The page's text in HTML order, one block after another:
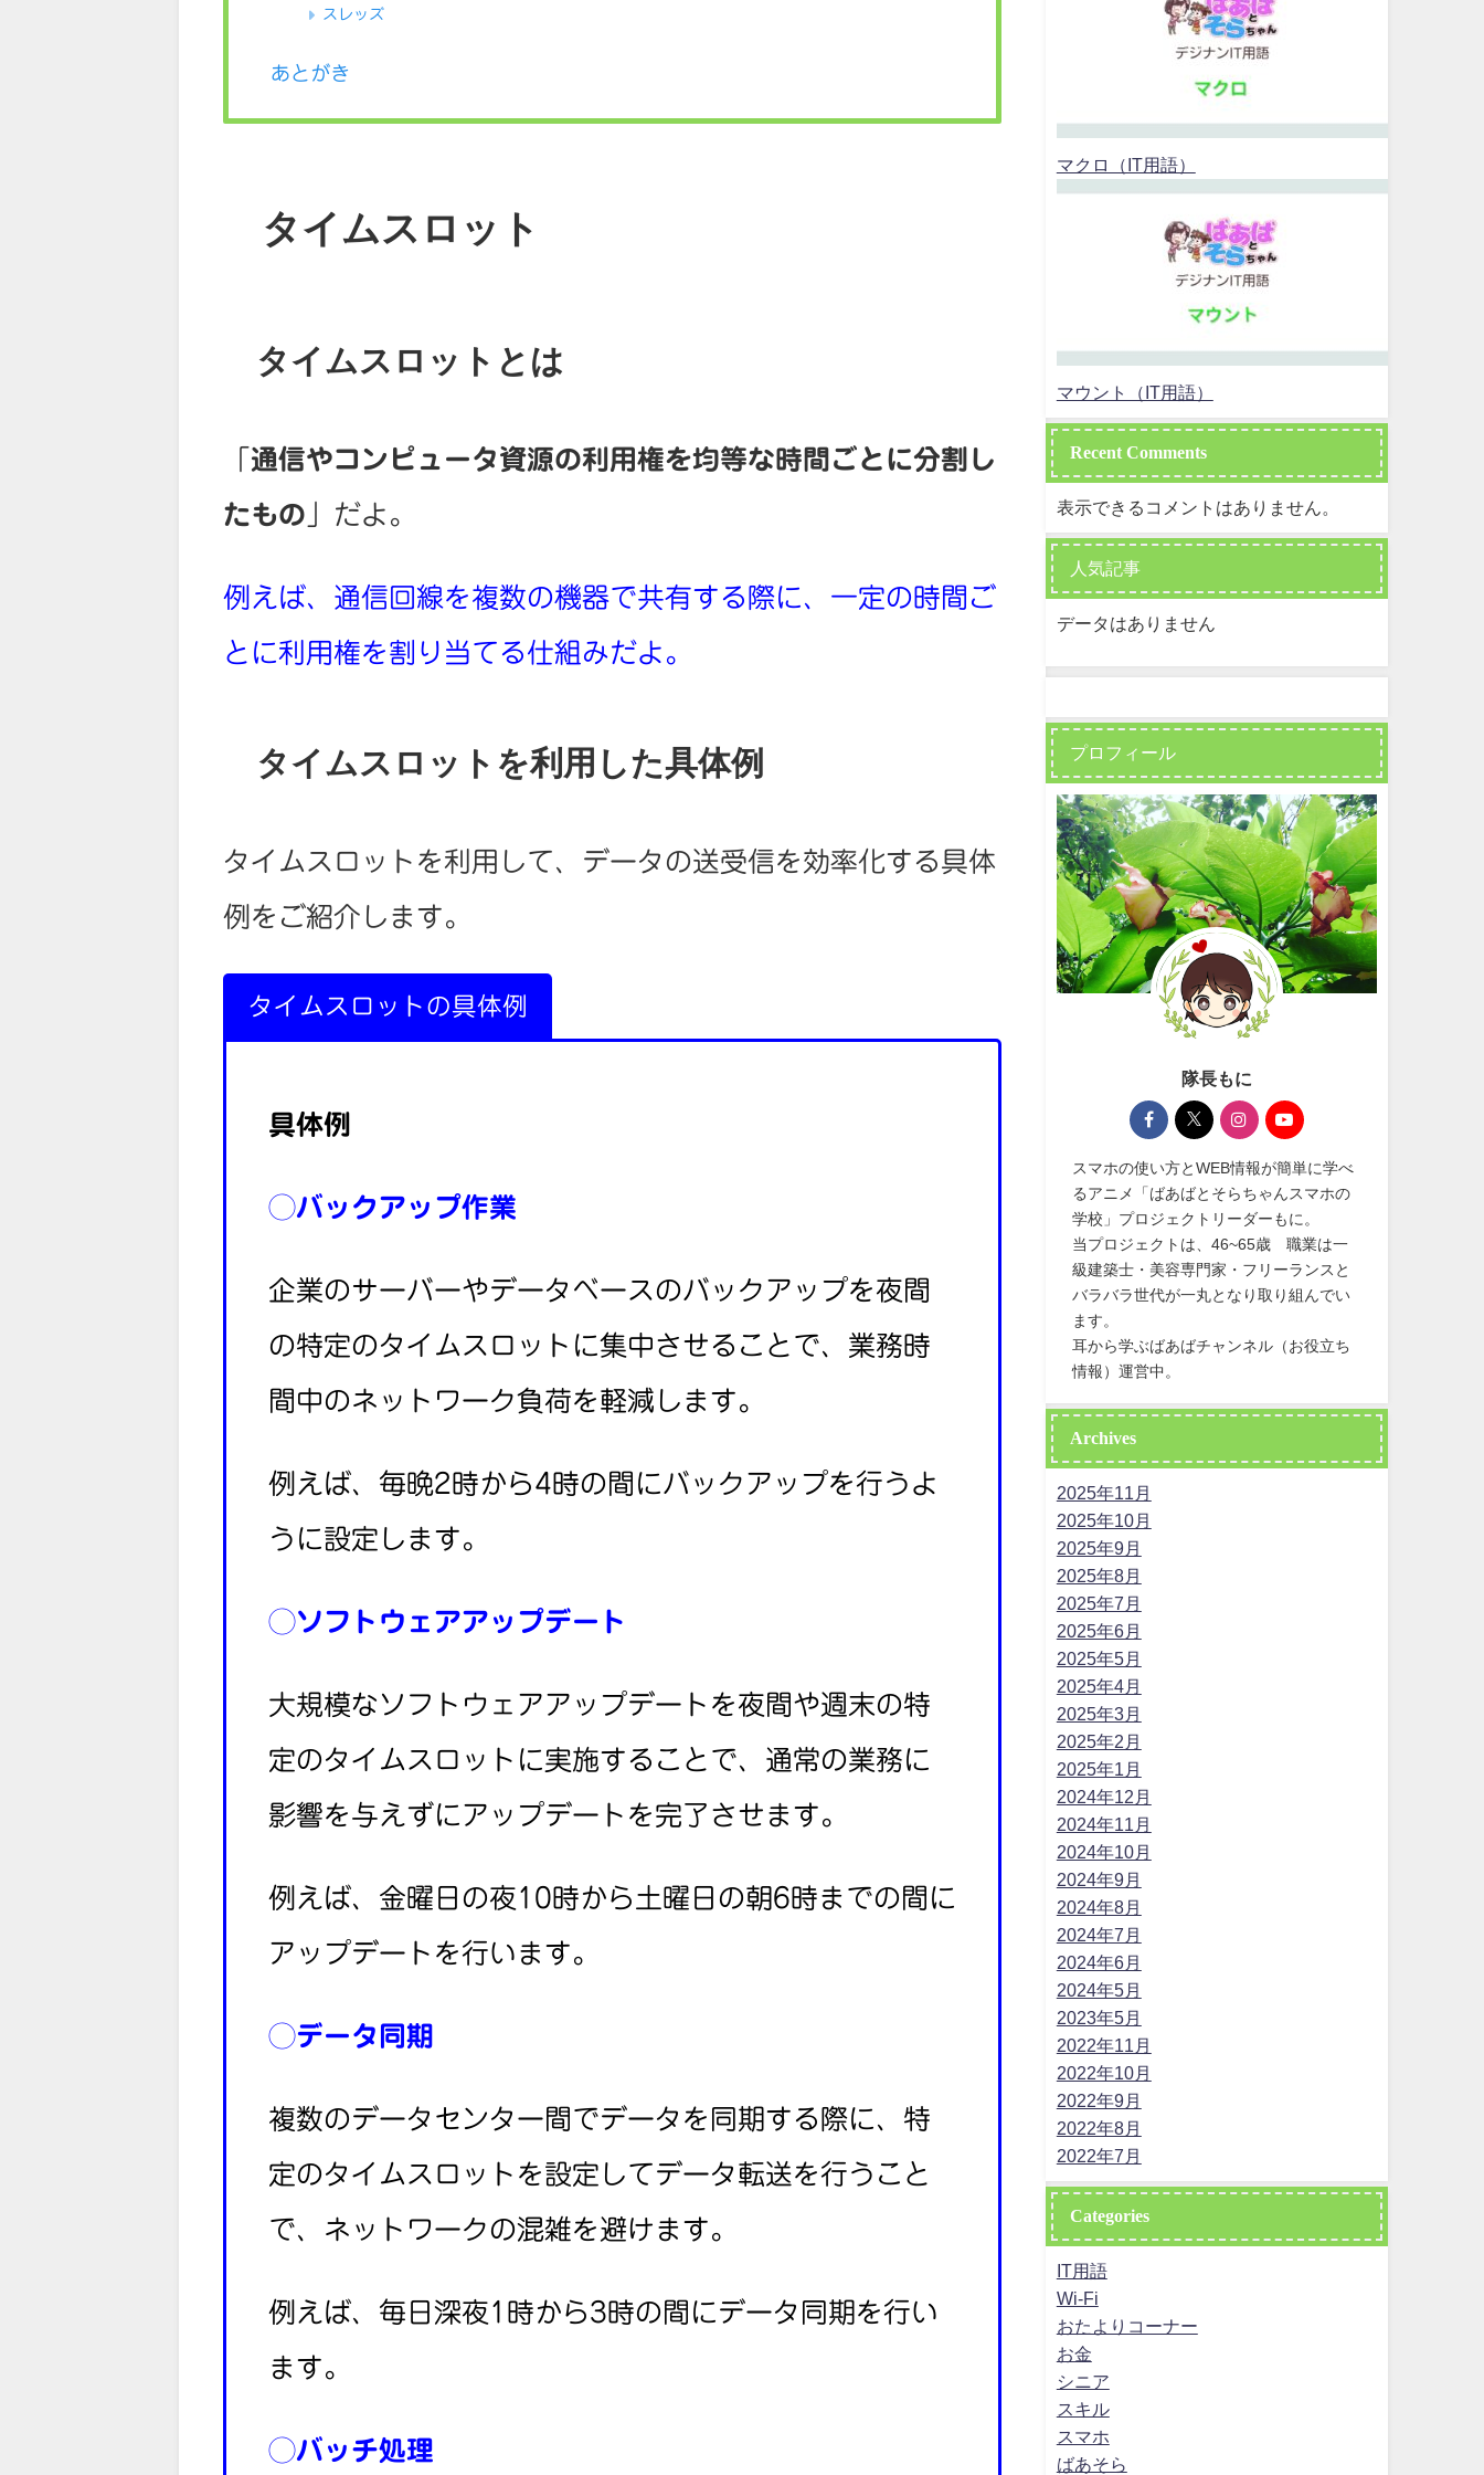
スレッズ
あとがき
タイムスロット
タイムスロットとは
通信やコンピュータ資源の利用権を均等な時間ごとに分割し
たもの 」だよ。
例えば、通信回線を複数の機器で共有する際に、一定の時間ご
とに利用権を割り当てる仕組みだよ。
タイムスロットを利用した具体例
タイムスロットを利用して、データの送受信を効率化する具体
例をご紹介します。
タイムスロットの具体例
具体例
◯バックアップ作業
企業のサーバーやデータベースのバックアップを夜間
の特定のタイムスロットに集中させることで、業務時
間中のネットワーク負荷を軽減します。
例えば、毎晩2時から4時の間にバックアップを行うよ
うに設定します。
◯ソフトウェアアップデート
大規模なソフトウェアアップデートを夜間や週末の特
定のタイムスロットに実施することで、通常の業務に
影響を与えずにアップデートを完了させます。
例えば、金曜日の夜10時から土曜日の朝6時までの間に
アップデートを行います。
◯データ同期
複数のデータセンター間でデータを同期する際に、特
定のタイムスロットを設定してデータ転送を行うこと
で、ネットワークの混雑を避けます。
例えば、毎日深夜1時から3時の間にデータ同期を行い
ます。
◯バッチ処理
マクロ（IT用語）
マウント（IT用語）
Recent Comments
表示できるコメントはありません。
人気記事
データはありません
プロフィール
隊長もに
スマホの使い方とWEB情報が簡単に学べ
るアニメ「ばあばとそらちゃんスマホの
学校」プロジェクトリーダーもに。
当プロジェクトは、46~65歳 職業は一
級建築士・美容専門家・フリーランスと
バラバラ世代が一丸となり取り組んでい
ます。
耳から学ぶばあばチャンネル（お役立ち
情報）運営中。
Archives
2025年11月
2025年10月
2025年9月
2025年8月
2025年7月
2025年6月
2025年5月
2025年4月
2025年3月
2025年2月
2025年1月
2024年12月
2024年11月
2024年10月
2024年9月
2024年8月
2024年7月
2024年6月
2024年5月
2023年5月
2022年11月
2022年10月
2022年9月
2022年8月
2022年7月
Categories
IT用語
Wi-Fi
おたよりコーナー
お金
シニア
スキル
スマホ
ばあそら